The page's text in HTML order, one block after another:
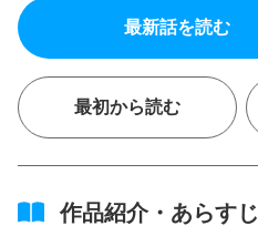
最新話を読む
最初から読む
作品紹介・あらすじ